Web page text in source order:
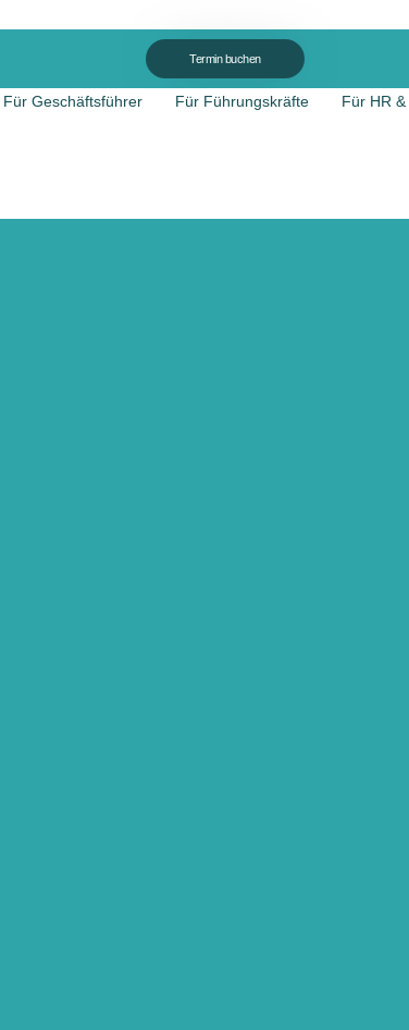
Termin buchen
Für Geschäftsführer Für Führungskräfte Für HR